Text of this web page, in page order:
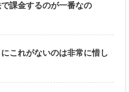
で課金するのが一番なの
にこれがないのは非常に惜し